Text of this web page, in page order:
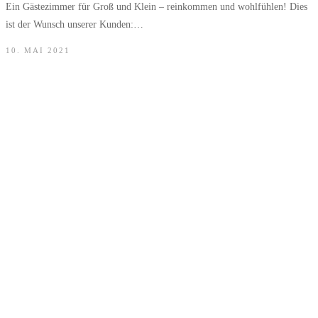
Ein Gästezimmer für Groß und Klein – reinkommen und wohlfühlen! Dies
ist der Wunsch unserer Kunden:…
10. MAI 2021